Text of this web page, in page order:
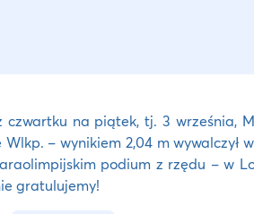
czwartku na piątek, tj. 3 września,
Wlkp. – wynikiem 2,04 m
podium z rzędu – w
gratulujemy!